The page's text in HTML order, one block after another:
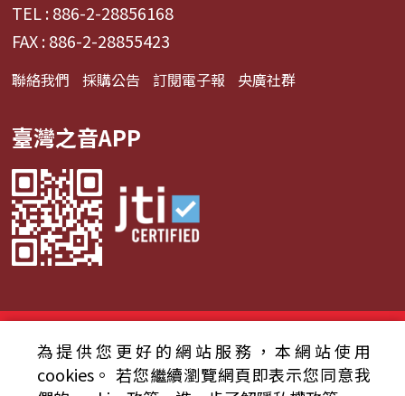
TEL : 886-2-28856168
FAX : 886-2-28855423
聯絡我們 採購公告 訂閱電子報 央廣社群
臺灣之音APP
© 2024財團法人中央廣播電臺 版權所有
資通安全政策聲明
服務條款 隱私權條款
為提供您更好的網站服務，本網站使用
cookies。 若您繼續瀏覽網頁即表示您同意我